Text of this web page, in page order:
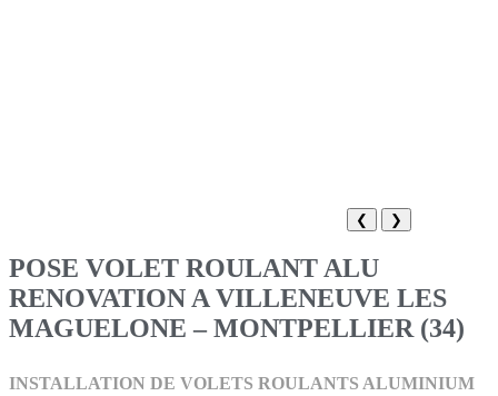
❮ ❯
POSE VOLET ROULANT ALU
RENOVATION A VILLENEUVE LES
MAGUELONE – MONTPELLIER (34)
INSTALLATION DE VOLETS ROULANTS ALUMINIUM